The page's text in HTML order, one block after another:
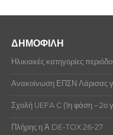
ΔΗΜΟΦΙΛΗ
Ηλικιακές κατηγορίες
Ανακοίνωση ΕΠΣΝ Λάρισας
Σχολή UEFA C (1η φάση – 2ο
Πλήρης η Ά DE-TOX 26-27